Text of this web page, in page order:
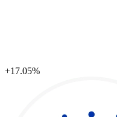
+17.05%